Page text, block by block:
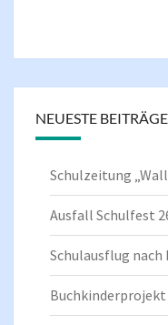
NEUESTE BEITRÄGE
Schulzeitung
Ausfall Schulfest
Schulausflug nach
Buchkinderprojekt